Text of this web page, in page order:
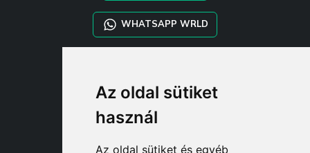
Az oldal sütiket
használ
Az oldal sütiket és egyéb
WHATSAPP WRLD
SHOP B2B
TAYLOR MADE ORDERS
DROPSHIPPING